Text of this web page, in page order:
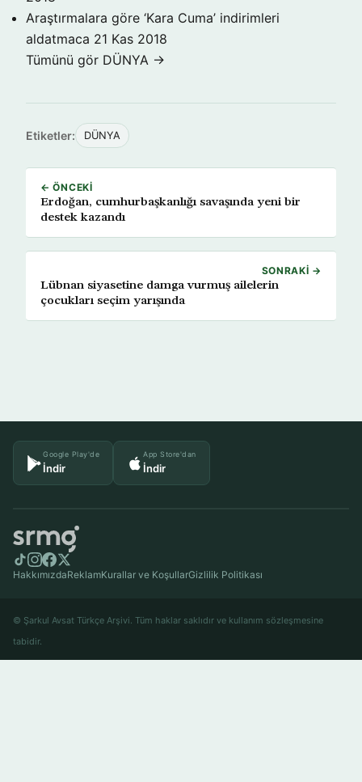
Araştırmalara göre ‘Kara Cuma’ indirimleri
aldatmaca 21 Kas 2018
Tümünü gör DÜNYA →
Etiketler: DÜNYA
← ÖNCEKI
Erdoğan, cumhurbaşkanlığı savaşında yeni bir
destek kazandı
SONRAKI →
Lübnan siyasetine damga vurmuş ailelerin
çocukları seçim yarışında
Google Play'de
İndir
App Store'dan
İndir
HakkımızdaReklamKurallar ve KoşullarGizlilik Politikası
© Şarkul Avsat Türkçe Arşivi. Tüm haklar saklıdır ve kullanım sözleşmesine
tabidir.